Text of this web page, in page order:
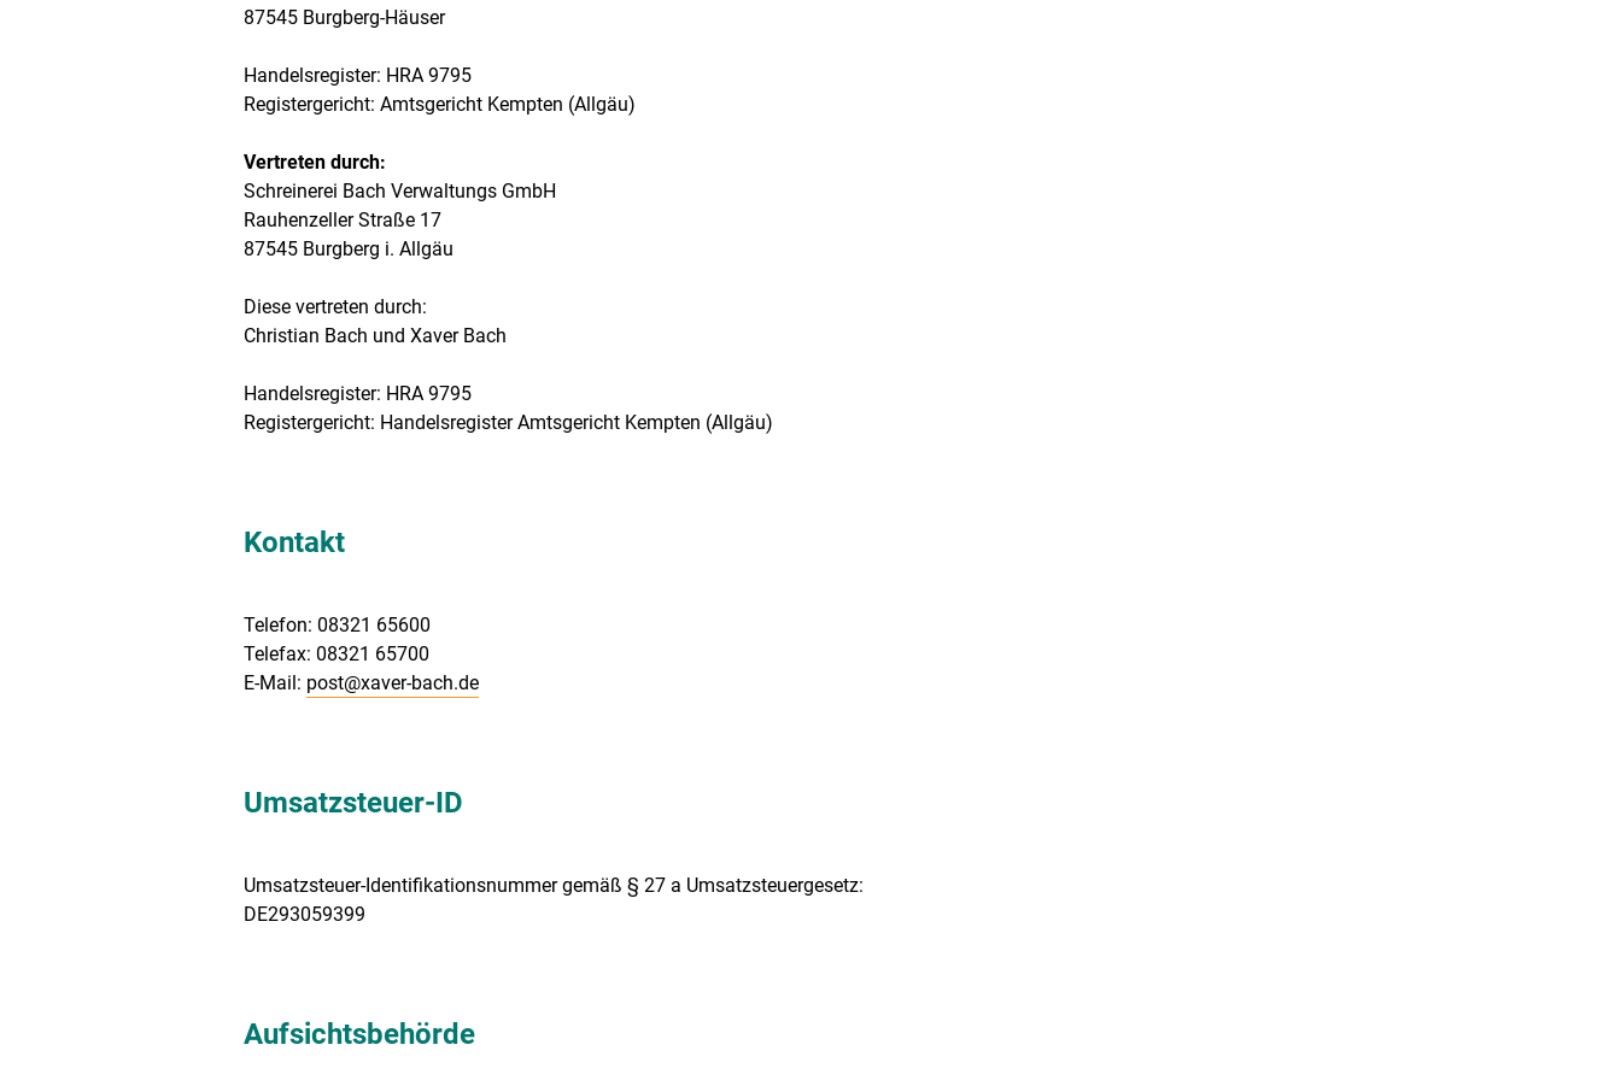
87545 Burgberg-Häuser
Handelsregister: HRA 9795
Registergericht: Amtsgericht Kempten (Allgäu)
Vertreten durch:
Schreinerei Bach Verwaltungs GmbH
Rauhenzeller Straße 17
87545 Burgberg i. Allgäu
Diese vertreten durch:
Christian Bach und Xaver Bach
Handelsregister: HRA 9795
Registergericht: Handelsregister Amtsgericht Kempten (Allgäu)
Kontakt
Telefon: 08321 65600
Telefax: 08321 65700
E-Mail: post@xaver-bach.de
Umsatzsteuer-ID
Umsatzsteuer-Identifikationsnummer gemäß § 27 a Umsatzsteuergesetz:
DE293059399
Aufsichtsbehörde